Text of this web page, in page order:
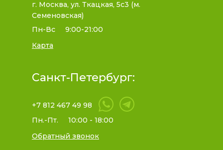
г. Москва, ул. Ткацкая, 5с3 (м.
Семеновская)
Пн-Вс
9:00-21:00
Карта
Санкт-Петербург:
+7 812 467 49 98
Пн.-Пт.
10:00 - 18:00
Обратный звонок